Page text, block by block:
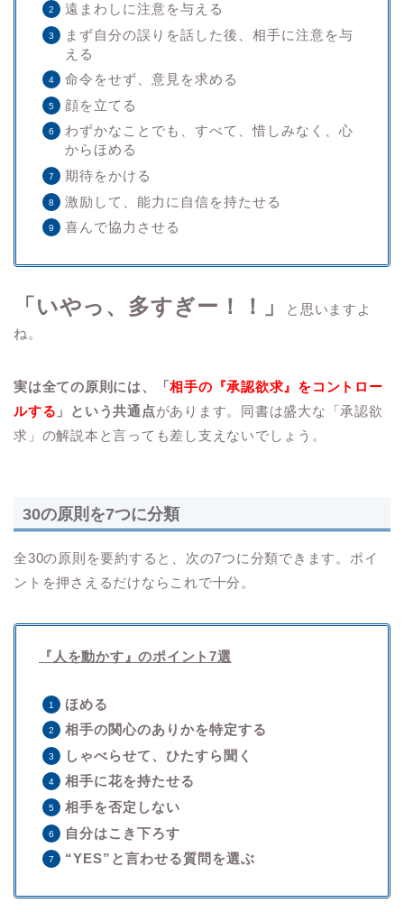
遠まわしに注意を与える
まず自分の誤りを話した後、相手に注意を与
える
命令をせず、意見を求める
顔を立てる
わずかなことでも、すべて、惜しみなく、心
からほめる
期待をかける
激励して、能力に自信を持たせる
喜んで協力させる
「いやっ、多すぎー ！！」
と思いますよ
ね。
実は全ての原則には、「相手の『承認欲求』をコントロー
ルする 」という共通点があります。同書は盛大な「承認欲
求」の解説本と言っても差し支えないでしょう。
30の原則を7つに分類
全30の原則を要約すると、次の7つに分類できます。ポイ
ントを押さえるだけならこれで十分。
『人を動かす』のポイント7選
ほめる
相手の関心のありかを特定する
しゃべらせて、ひたすら聞く
相手に花を持たせる
相手を否定しない
自分はこき下ろす
“YES”と言わせる質問を選ぶ